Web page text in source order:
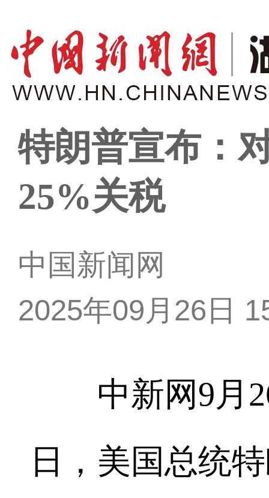
特朗普宣布：
25%关税
中国新闻网
2025年09月26日
中新网9月26
日，美国总统